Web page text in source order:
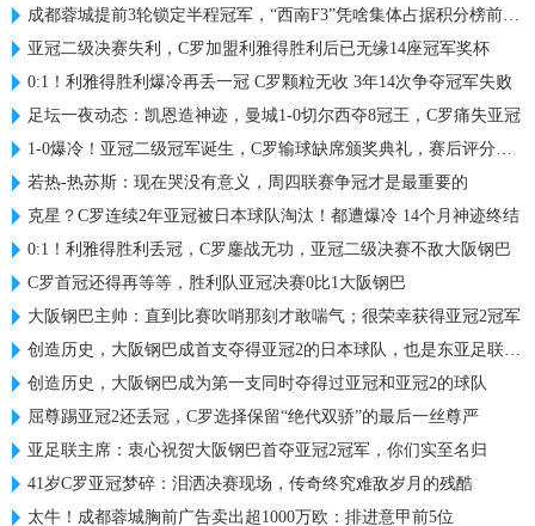
成都蓉城提前3轮锁定半程冠军，“西南F3”凭啥集体占据积分榜前三？
亚冠二级决赛失利，C罗加盟利雅得胜利后已无缘14座冠军奖杯
0:1！利雅得胜利爆冷再丢一冠 C罗颗粒无收 3年14次争夺冠军失败
足坛一夜动态：凯恩造神迹，曼城1-0切尔西夺8冠王，C罗痛失亚冠
1-0爆冷！亚冠二级冠军诞生，C罗输球缺席颁奖典礼，赛后评分出炉
若热-热苏斯：现在哭没有意义，周四联赛争冠才是最重要的
克星？C罗连续2年亚冠被日本球队淘汰！都遭爆冷 14个月神迹终结
0:1！利雅得胜利丢冠，C罗鏖战无功，亚冠二级决赛不敌大阪钢巴
C罗首冠还得再等等，胜利队亚冠决赛0比1大阪钢巴
大阪钢巴主帅：直到比赛吹哨那刻才敢喘气；很荣幸获得亚冠2冠军
创造历史，大阪钢巴成首支夺得亚冠2的日本球队，也是东亚足联首队
创造历史，大阪钢巴成为第一支同时夺得过亚冠和亚冠2的球队
屈尊踢亚冠2还丢冠，C罗选择保留“绝代双骄”的最后一丝尊严
亚足联主席：衷心祝贺大阪钢巴首夺亚冠2冠军，你们实至名归
41岁C罗亚冠梦碎：泪洒决赛现场，传奇终究难敌岁月的残酷
太牛！成都蓉城胸前广告卖出超1000万欧：排进意甲前5位